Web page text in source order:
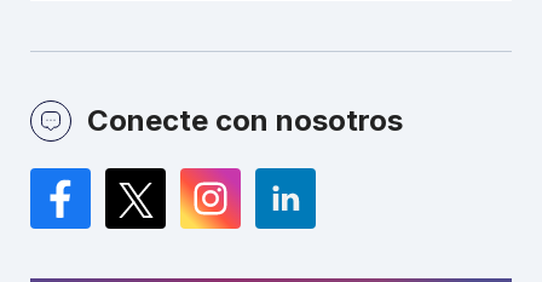
Conecte con nosotros
Facebook
TwitterInstagramLinkedIn